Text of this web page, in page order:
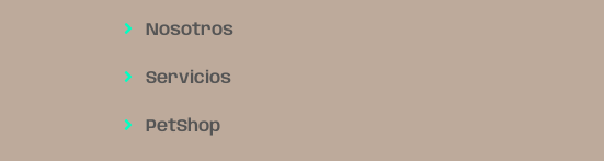
Nosotros
Servicios
PetShop